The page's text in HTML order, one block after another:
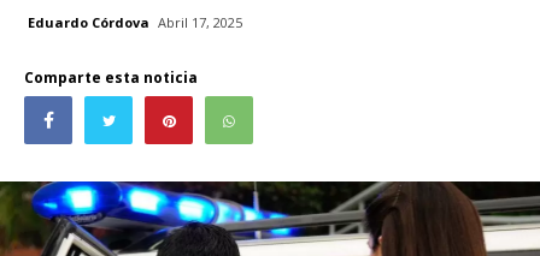
Eduardo Córdova Abril 17, 2025
Comparte esta noticia